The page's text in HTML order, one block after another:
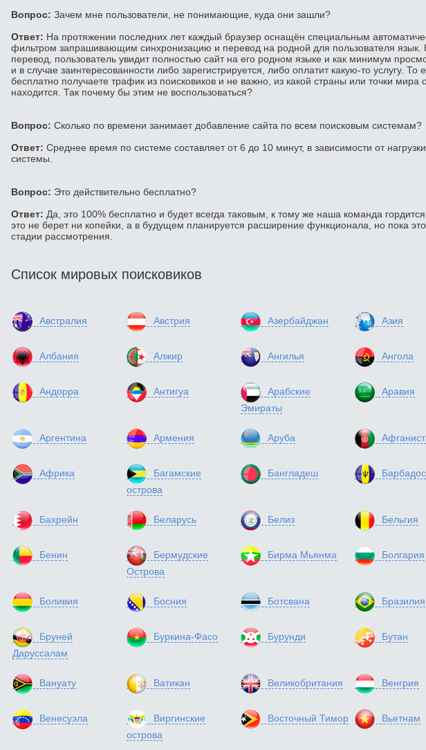
Вопрос: Зачем мне пользователи, не понимающие, куда они зашли?
Ответ: На протяжении последних лет каждый браузер оснащён специальным
фильтром запрашивающим синхронизацию и перевод на родной для пользователя язык.
перевод, пользователь увидит полностью сайт на его родном языке и как минимум
и в случае заинтересованности либо зарегистрируется, либо оплатит какую-то услугу. То
бесплатно получаете трафик из поисковиков и не важно, из какой страны или точки мира
находится. Так почему бы этим не воспользоваться?
Вопрос: Сколько по времени занимает добавление сайта по всем поисковым системам?
Ответ: Среднее время по системе составляет от 6 до 10 минут, в зависимости от нагрузки
системы.
Вопрос: Это действительно бесплатно?
Ответ: Да, это 100% бесплатно и будет всегда таковым, к тому же наша команда
это не берет ни копейки, а в будущем планируется расширение функционала, но пока
стадии рассмотрения.
Список мировых поисковиков
Австралия Австрия Азербайджан Азия
Албания Алжир Ангилья Ангола
Андорра Антигуа
Арабские
Эмираты
Аравия
Аргентина Армения Аруба
Африка
Багамские
острова
Бангладеш Барбадос
Бахрейн Беларусь Белиз Бельгия
Бенин
Бермудские
Острова
Бирма Мьянма Болгария
Боливия Босния Ботсвана Бразилия
Бруней
Даруссалам
Буркина-Фасо Бурунди Бутан
Вануату Ватикан Великобритания Венгрия
Венесуэла
Виргинские
острова
Восточный Тимор Вьетнам